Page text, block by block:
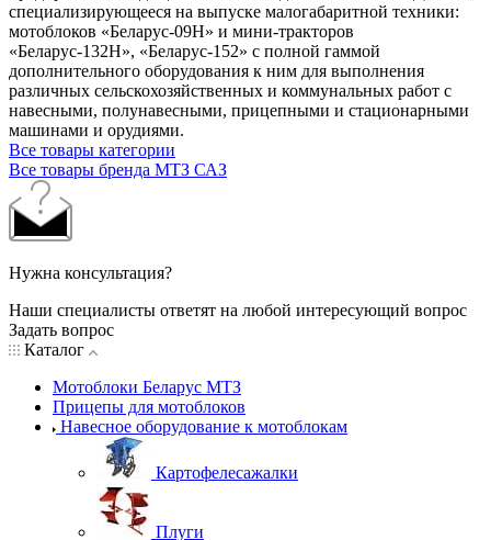
специализирующееся на выпуске малогабаритной техники:
мотоблоков «Беларус-09Н» и мини-тракторов
«Беларус-132Н», «Беларус-152» с полной гаммой
дополнительного оборудования к ним для выполнения
различных сельскохозяйственных и коммунальных работ с
навесными, полунавесными, прицепными и стационарными
машинами и орудиями.
Все товары категории
Все товары бренда МТЗ САЗ
Нужна консультация?
Наши специалисты ответят на любой интересующий вопрос
Задать вопрос
Каталог
Мотоблоки Беларус МТЗ
Прицепы для мотоблоков
Навесное оборудование к мотоблокам
Картофелесажалки
Плуги